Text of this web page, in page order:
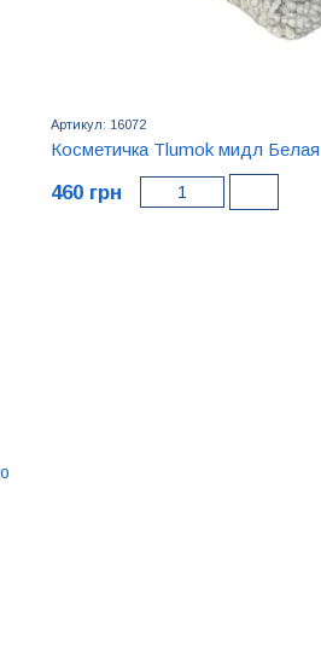
Артикул: 16072
Косметичка Tlumok мидл Белая
460 грн